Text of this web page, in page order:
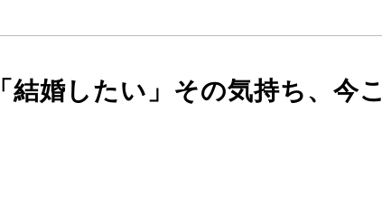
「結婚したい」その気持ち、今こ